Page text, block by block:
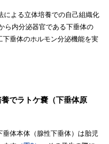
による立体培養での自己組織化
ら内分泌器官である下垂体の
垂体のホルモン分泌機能を実
でラトケ嚢（下垂体原
体本体（腺性下垂体）は胎児